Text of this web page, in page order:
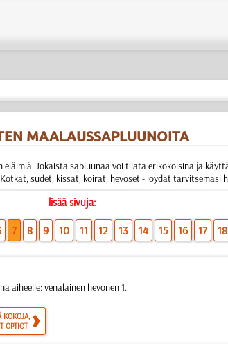
MAALAUSSAPLUUNOITA
Jokaista sabluunaa voi tilata erikokoisina ja
sudet, kissat, koirat, hevoset - löydät tarvitsemasi
lisää sivuja:
7 8 9 10 11 12 13 14 15 16 17 18
aiheelle: venäläinen hevonen 1.
KOKOJA,
OPTIOT